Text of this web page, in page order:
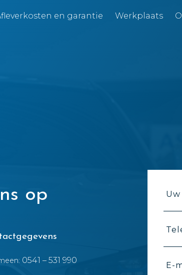
en garantie Werkplaats
op
0541 – 531 990
E-